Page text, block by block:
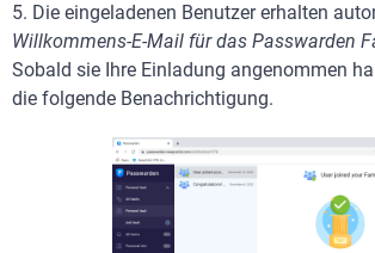
5. Die eingeladenen Benutzer erhalten
Willkommens-E-Mail für das Passwarden
Sobald sie Ihre Einladung angenommen
die folgende Benachrichtigung.